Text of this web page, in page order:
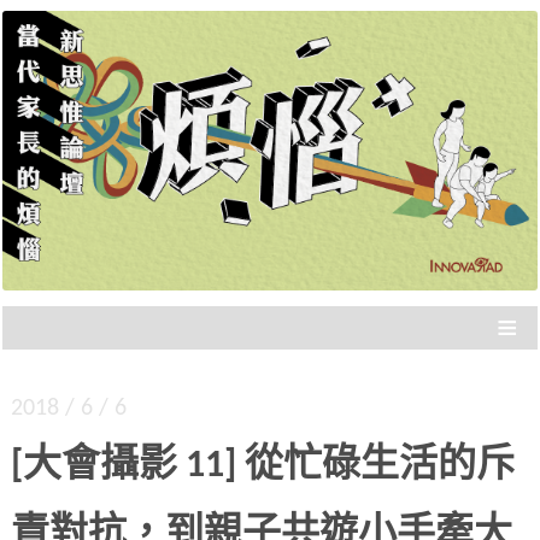
新思惟論壇：當代家長的
煩惱
新思惟策展，品質保證，不浪費你的時間，直接
分享重點。年度大課，報名從速！
≡
2018 / 6 / 6
[大會攝影 11] 從忙碌生活的斥